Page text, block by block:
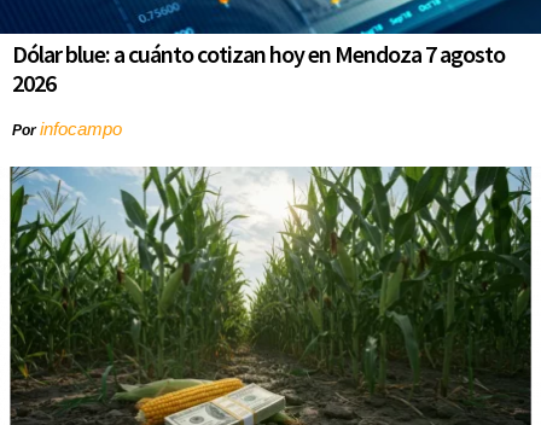
Dólar blue: a cuánto cotizan hoy en Mendoza 7 agosto
2026
Porinfocampo